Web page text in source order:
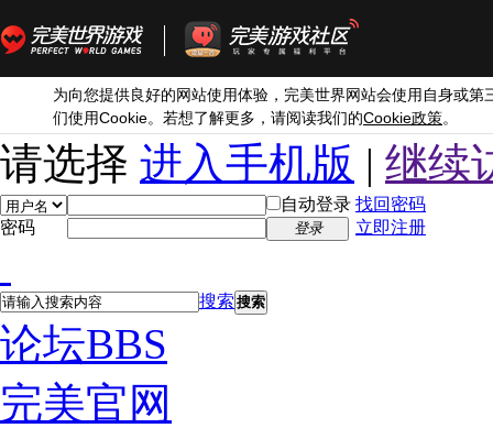
为向您提供良好的网站使用体验，完美世界网站会使用自身或第
们使用Cookie。若想了解更多，请阅读我们的Cookie政策。
请选择 进入手机版 | 继续
自动登录 找回密码
密码
登录 立即注册
搜索 搜索
论坛BBS
完美官网